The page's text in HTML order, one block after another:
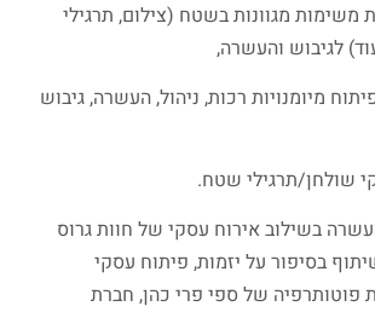
משימות מגוונות בשטח (צילום, תרגילי
לגיבוש והעשרה,
מיומנויות רכות, ניהול, העשרה, גיבוש
שולחן/תרגילי שטח.
בשילוב אירוח עסקי של חוות גרוס
בסיפור על יזמות, פיתוח עסקי
פוטותרפיה של ספי פרי כהן, חברת